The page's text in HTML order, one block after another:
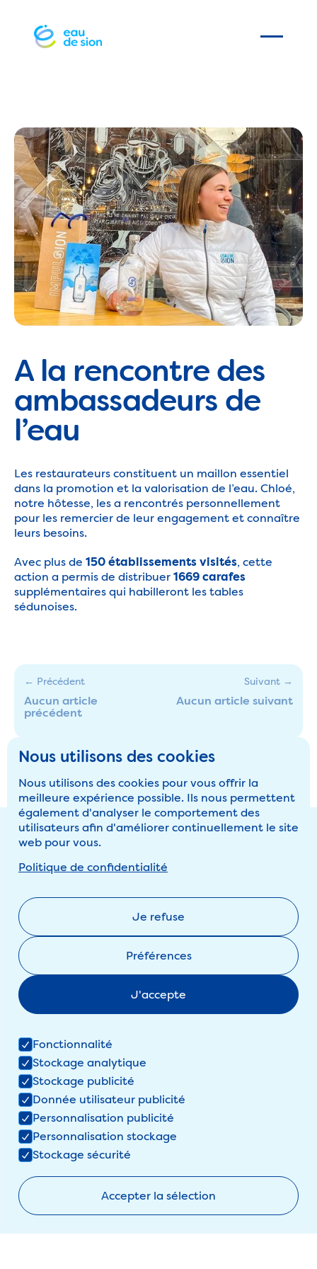
A la rencontre des
ambassadeurs de
l’eau
Les restaurateurs constituent un maillon essentiel
dans la promotion et la valorisation de l’eau. Chloé,
notre hôtesse, les a rencontrés personnellement
pour les remercier de leur engagement et connaître
leurs besoins.
Avec plus de 150 établissements visités, cette
action a permis de distribuer1669 carafes
supplémentaires qui habilleront les tables
sédunoises.
← Précédent
Aucun article
précédent
Suivant →
Aucun article suivant
Footer
shop
raccordement
La newsletter saisonnière
Politique de confidentialité
Nous utilisons des cookies
Nous utilisons des cookies pour vous offrir la
meilleure expérience possible. Ils nous permettent
également d'analyser le comportement des
utilisateurs afin d'améliorer continuellement le site
web pour vous.
Politique de confidentialité
Je refuse
Préférences
J'accepte
Fonctionnalité
Stockage analytique
Stockage publicité
Donnée utilisateur publicité
Personnalisation publicité
Personnalisation stockage
Stockage sécurité
Accepter la sélection